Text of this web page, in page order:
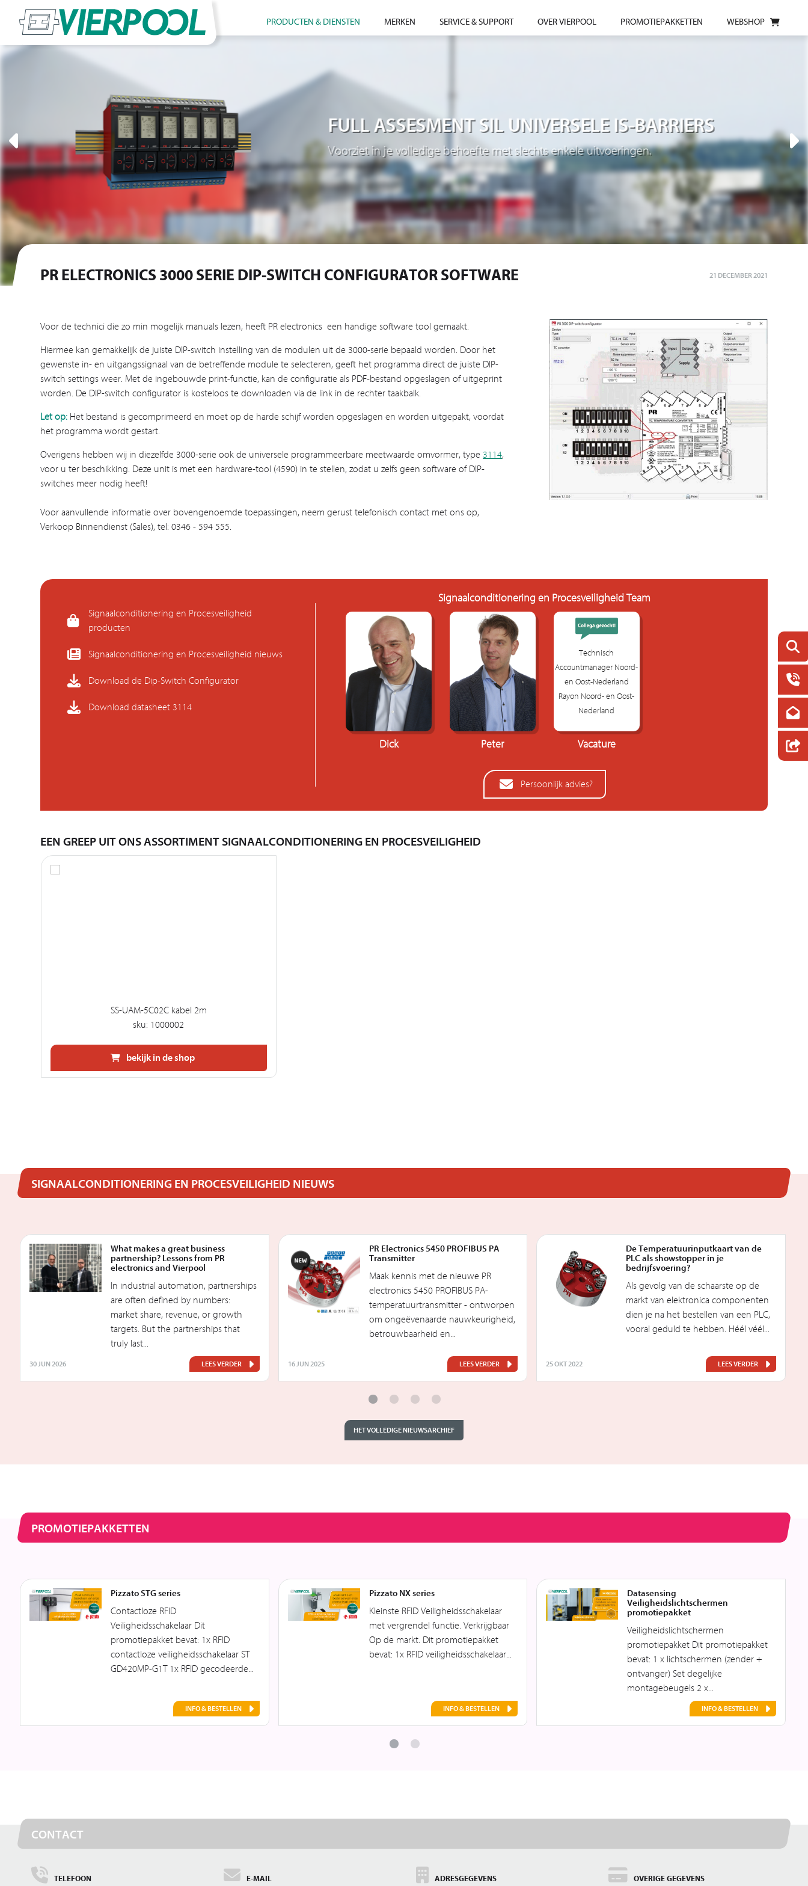
FULL ASSESMENT SIL UNIVERSELE IS-BARRIERS
Voorziet in je volledige behoefte met slechts enkele uitvoeringen.
PRODUCTEN & DIENSTEN MERKEN SERVICE & SUPPORT OVER VIERPOOL PROMOTIEPAKKETTEN WEBSHOP
PR ELECTRONICS 3000 SERIE DIP-SWITCH CONFIGURATOR SOFTWARE 21 DECEMBER 2021
Voor de technici die zo min mogelijk manuals lezen, heeft PR electronics een handige software tool gemaakt.
Hiermee kan gemakkelijk de juiste DIP-switch instelling van de modulen uit de 3000-serie bepaald worden. Door het
gewenste in- en uitgangssignaal van de betreffende module te selecteren, geeft het programma direct de juiste DIP-
switch settings weer. Met de ingebouwde print-functie, kan de configuratie als PDF-bestand opgeslagen of uitgeprint
worden. De DIP-switch configurator is kosteloos te downloaden via de link in de rechter taakbalk.
Let op: Het bestand is gecomprimeerd en moet op de harde schijf worden opgeslagen en worden uitgepakt, voordat
het programma wordt gestart.
Overigens hebben wij in diezelfde 3000-serie ook de universele programmeerbare meetwaarde omvormer, type 3114,
voor u ter beschikking. Deze unit is met een hardware-tool (4590) in te stellen, zodat u zelfs geen software of DIP-
switches meer nodig heeft!
Voor aanvullende informatie over bovengenoemde toepassingen, neem gerust telefonisch contact met ons op,
Verkoop Binnendienst (Sales), tel: 0346 - 594 555.
Signaalconditionering en Procesveiligheid
producten
Signaalconditionering en Procesveiligheid nieuws
Download de Dip-Switch Configurator
Download datasheet 3114
Signaalconditionering en Procesveiligheid Team
Dick Peter
Technisch
Accountmanager Noord-
en Oost-Nederland
Rayon Noord- en Oost-
Nederland
Vacature
Persoonlijk advies?
EEN GREEP UIT ONS ASSORTIMENT SIGNAALCONDITIONERING EN PROCESVEILIGHEID
SS-UAM-5C02C kabel 2m
sku: 1000002
bekijk in de shop
SIGNAALCONDITIONERING EN PROCESVEILIGHEID NIEUWS
What makes a great business
partnership? Lessons from PR
electronics and Vierpool
In industrial automation, partnerships
are often defined by numbers:
market share, revenue, or growth
targets. But the partnerships that
truly last...
30 JUN 2026 LEES VERDER
PR Electronics 5450 PROFIBUS PA
Transmitter
Maak kennis met de nieuwe PR
electronics 5450 PROFIBUS PA-
temperatuurtransmitter - ontworpen
om ongeëvenaarde nauwkeurigheid,
betrouwbaarheid en...
16 JUN 2025 LEES VERDER
De Temperatuurinputkaart van de
PLC als showstopper in je
bedrijfsvoering?
Als gevolg van de schaarste op de
markt van elektronica componenten
dien je na het bestellen van een PLC,
vooral geduld te hebben. Héél véél...
25 OKT 2022 LEES VERDER
HET VOLLEDIGE NIEUWSARCHIEF
PROMOTIEPAKKETTEN
Pizzato STG series
Contactloze RFID
Veiligheidsschakelaar Dit
promotiepakket bevat: 1x RFID
contactloze veiligheidsschakelaar ST
GD420MP-G1T 1x RFID gecodeerde...
INFO & BESTELLEN
Pizzato NX series
Kleinste RFID Veiligheidsschakelaar
met vergrendel functie. Verkrijgbaar
Op de markt. Dit promotiepakket
bevat: 1x RFID veiligheidsschakelaar...
INFO & BESTELLEN
Datasensing
Veiligheidslichtschermen
promotiepakket
Veiligheidslichtschermen
promotiepakket Dit promotiepakket
bevat: 1 x lichtschermen (zender +
ontvanger) Set degelijke
montagebeugels 2 x...
INFO & BESTELLEN
CONTACT
TELEFOON E-MAIL ADRESGEGEVENS OVERIGE GEGEVENS